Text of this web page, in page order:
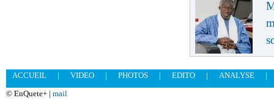
ACCUEIL | VIDEO | PHOTOS | EDITO | ANALYSE
|
© EnQuete+ | mail